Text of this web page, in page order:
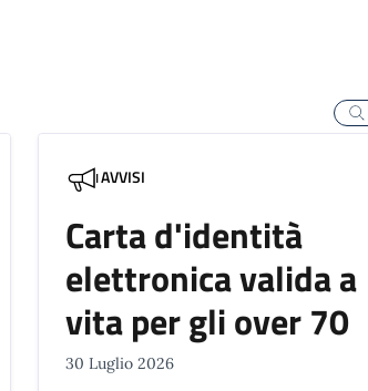
AVVISI
Carta d'identità
elettronica valida a
vita per gli over 70
30 Luglio 2026